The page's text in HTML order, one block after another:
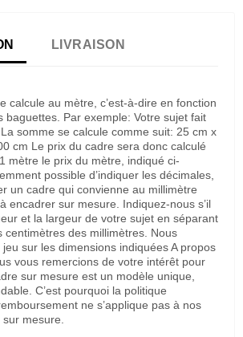
LIVRAISON
calcule au mètre, c’est-à-dire en fonction
baguettes. Par exemple: Votre sujet fait
somme se calcule comme suit: 25 cm x
cm Le prix du cadre sera donc calculé
mètre le prix du mètre, indiqué ci-
possible d’indiquer les décimales,
un cadre qui convienne au millimètre
encadrer sur mesure. Indiquez-nous s’il
et la largeur de votre sujet en séparant
centimètres des millimètres. Nous
sur les dimensions indiquées A propos
vous remercions de votre intérêt pour
sur mesure est un modèle unique,
C’est pourquoi la politique
ne s’applique pas à nos
mesure.